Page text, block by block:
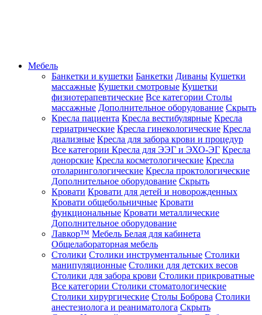
Мебель
Банкетки и кушетки Банкетки Диваны Кушетки
массажные Кушетки смотровые Кушетки
физиотерапевтические Все категории Столы
массажные Дополнительное оборудование Скрыть
Кресла пациента Кресла вестибулярные Кресла
гериатрические Кресла гинекологические Кресла
диализные Кресла для забора крови и процедур
Все категории Кресла для ЭЭГ и ЭХО-ЭГ Кресла
донорские Кресла косметологические Кресла
отоларингологические Кресла проктологические
Дополнительное оборудование Скрыть
Кровати Кровати для детей и новорожденных
Кровати общебольничные Кровати
функциональные Кровати металлические
Дополнительное оборудование
Лавкор™ Мебель Белая для кабинета
Общелабораторная мебель
Столики Столики инструментальные Столики
манипуляционные Столики для детских весов
Столики для забора крови Столики прикроватные
Все категории Столики стоматологические
Столики хирургические Столы Боброва Столики
анестезиолога и реаниматолога Скрыть